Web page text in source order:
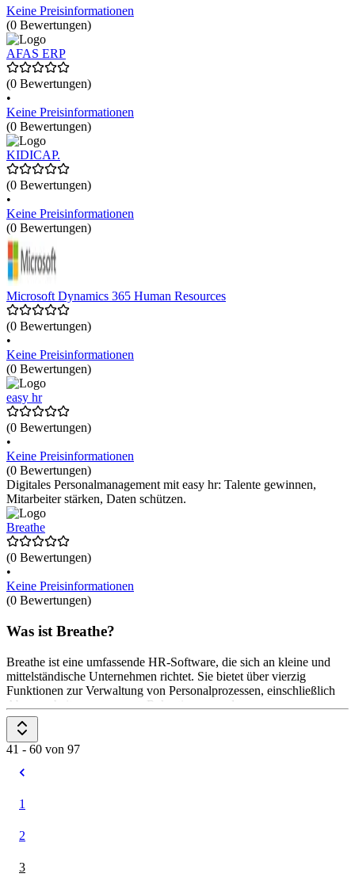
Keine Preisinformationen
(0 Bewertungen)
AFAS ERP
(0 Bewertungen)
•
Keine Preisinformationen
(0 Bewertungen)
KIDICAP.
(0 Bewertungen)
•
Keine Preisinformationen
(0 Bewertungen)
Microsoft Dynamics 365 Human Resources
(0 Bewertungen)
•
Keine Preisinformationen
(0 Bewertungen)
easy hr
(0 Bewertungen)
•
Keine Preisinformationen
(0 Bewertungen)
Digitales Personalmanagement mit easy hr: Talente gewinnen,
Mitarbeiter stärken, Daten schützen.
Breathe
(0 Bewertungen)
•
Keine Preisinformationen
(0 Bewertungen)
Was ist Breathe?
Breathe ist eine umfassende HR-Software, die sich an kleine und
mittelständische Unternehmen richtet. Sie bietet über vierzig
Funktionen zur Verwaltung von Personalprozessen, einschließlich
Abwesenheitsmanagement, Rekrutierung und
Leistungsüberwachung. Die Preisgestaltung erfolgt über flexible,
abonnementbasierte Pläne ohne langfristige Verträge.
41 - 60 von 97
1
2
3